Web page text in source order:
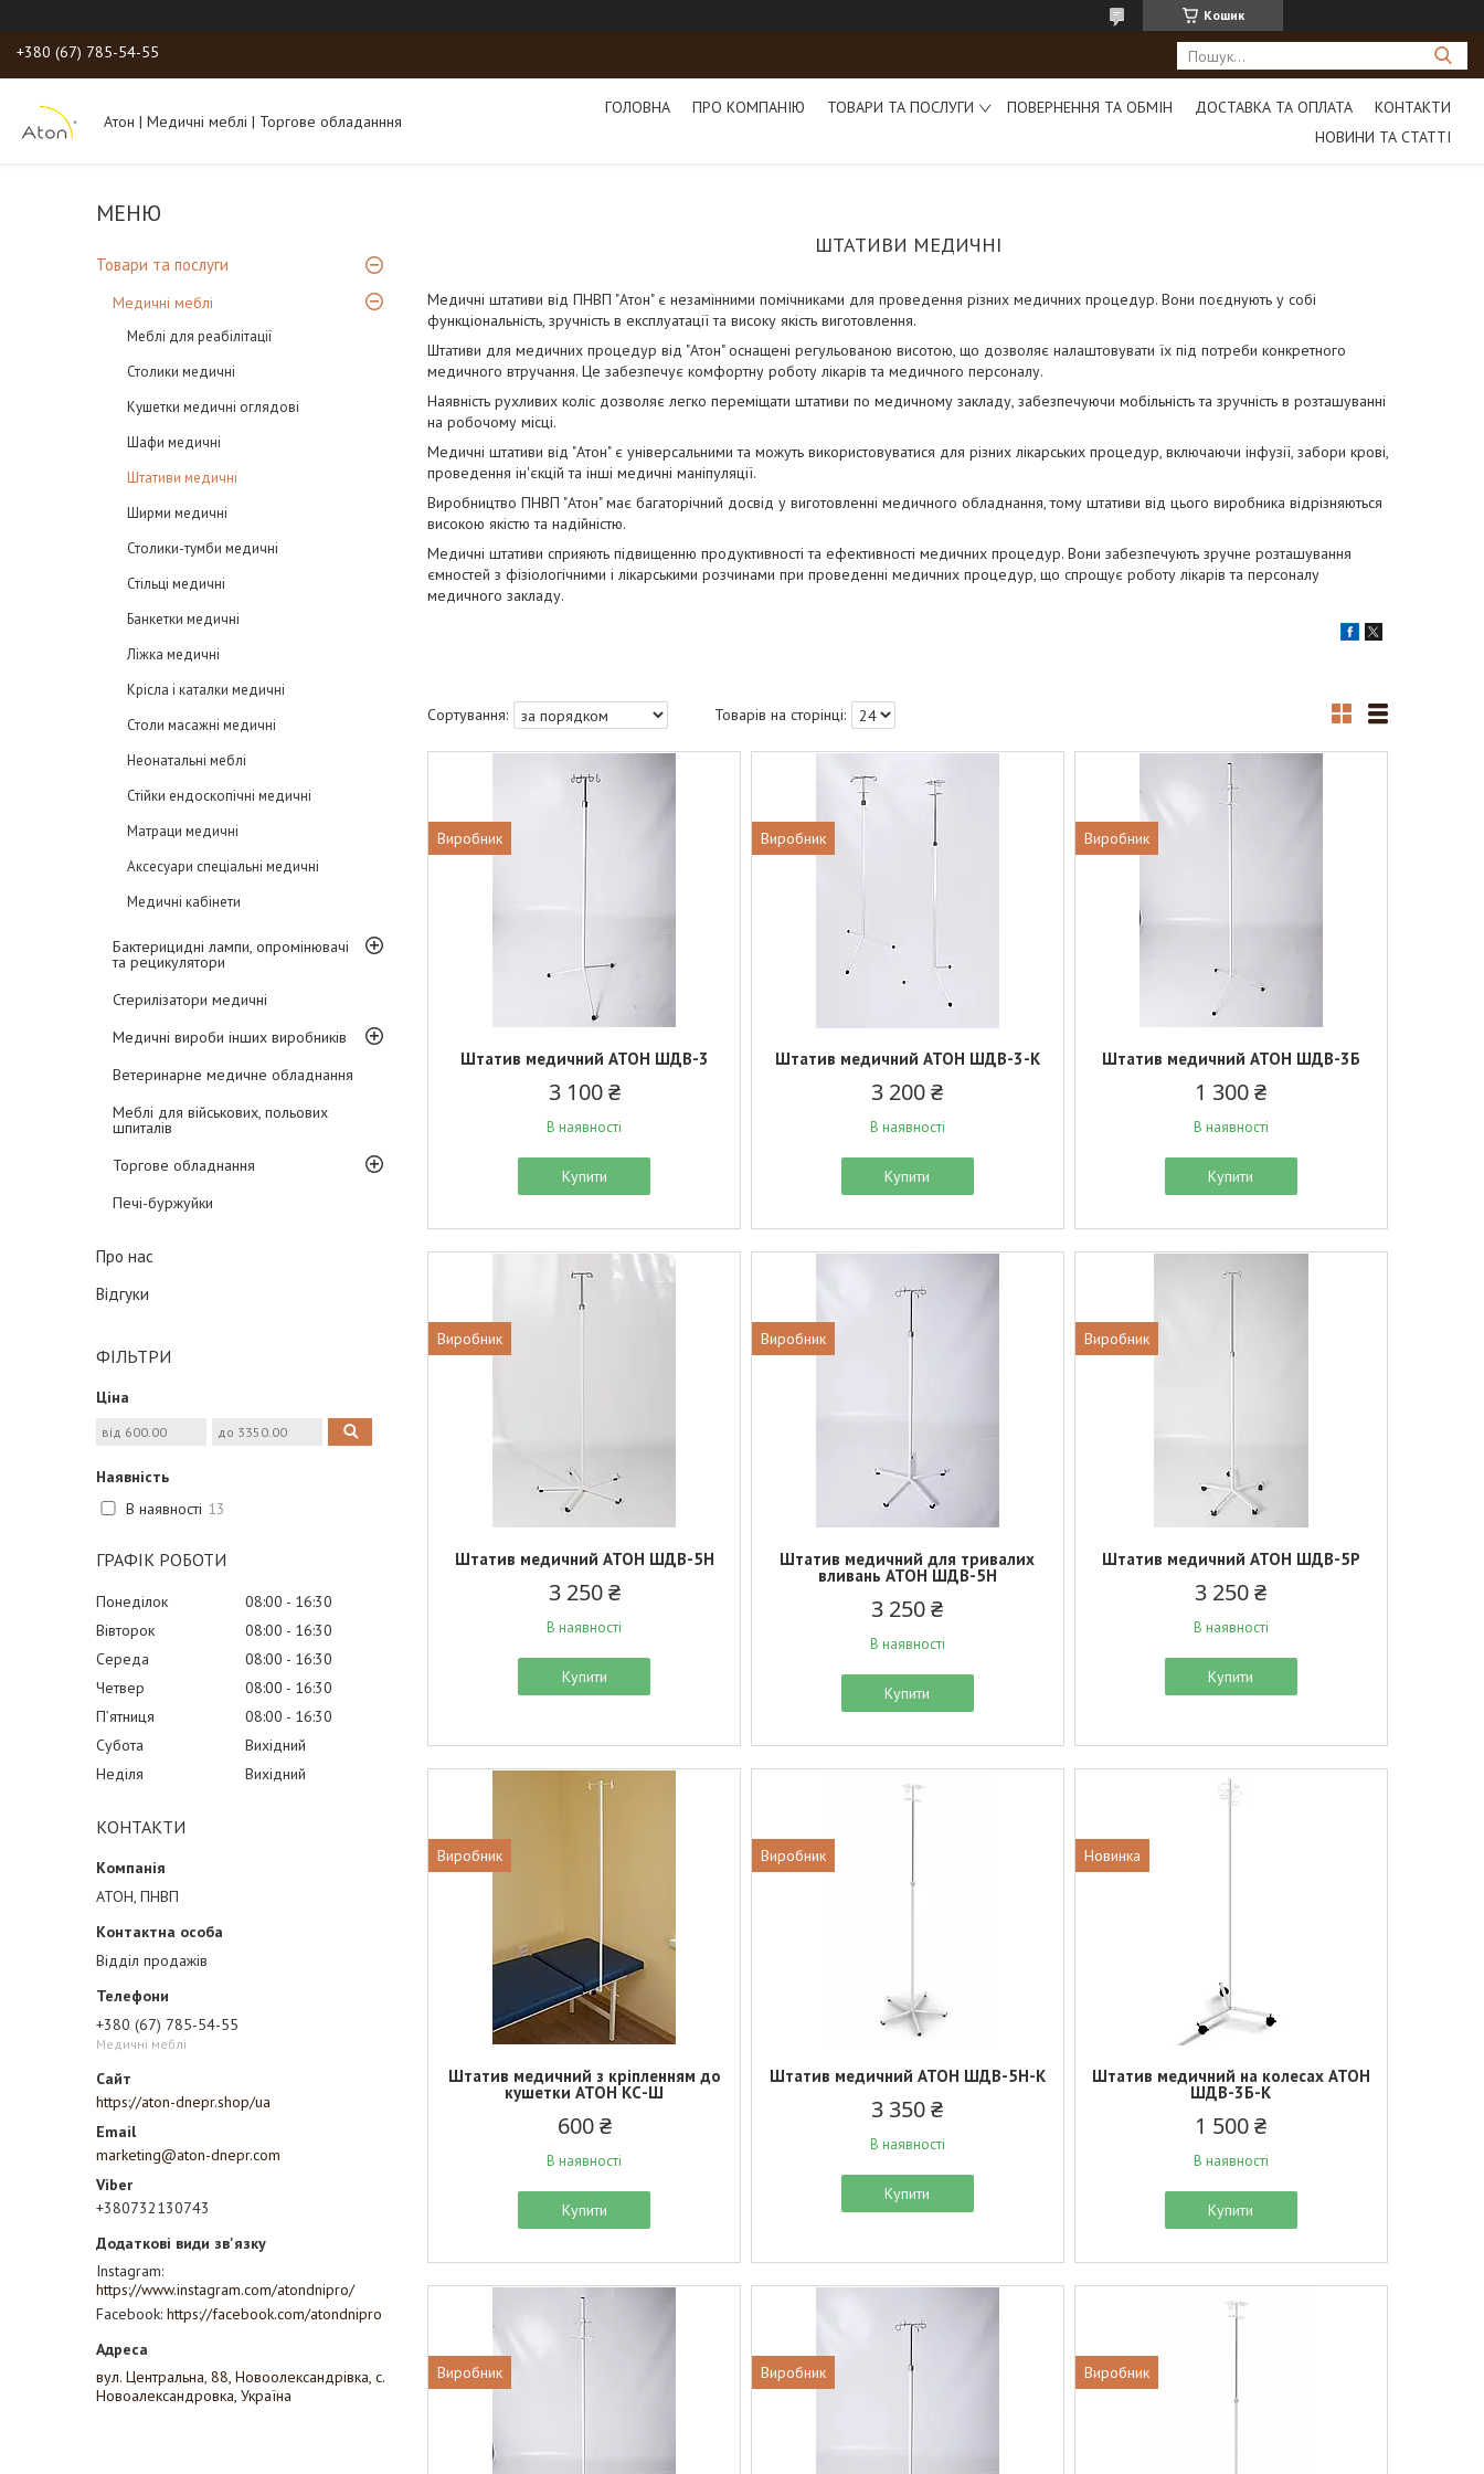
Кошик
+380 (67) 785-54-55
Атон | Медичні меблі | Торгове обладанння
ГОЛОВНА ПРО КОМПАНІЮ ТОВАРИ ТА ПОСЛУГИ ПОВЕРНЕННЯ ТА ОБМІН ДОСТАВКА ТА ОПЛАТА
КОНТАКТИ
НОВИНИ ТА СТАТТІ
Товари та послуги
Медичні меблі
Меблі для реабілітації
Столики медичні
Кушетки медичні оглядові
Шафи медичні
Штативи медичні
Ширми медичні
Столики-тумби медичні
Стільці медичні
Банкетки медичні
Ліжка медичні
Крісла і каталки медичні
Столи масажні медичні
Неонатальні меблі
Стійки ендоскопічні медичні
Матраци медичні
Аксесуари спеціальні медичні
Медичні кабінети
Бактерицидні лампи, опромінювачі
та рецикулятори
Стерилізатори медичні
Медичні вироби інших виробників
Ветеринарне медичне обладнання
Меблі для військових, польових
шпиталів
Торгове обладнання
Печі-буржуйки
Про нас
Відгуки
ФІЛЬТРИ
Ціна
Наявність
В наявності 13
ГРАФІК РОБОТИ
Понеділок 08:00
16:30
Вівторок
08:00
16:30
Середа
08:00
16:30
Четвер
08:00
16:30
Пʼятниця
08:00
16:30
Субота
Вихідний
Неділя
Вихідний
КОНТАКТИ
АТОН, ПНВП
Відділ продажів
+380 (67) 785-54-55
Медичні меблі
https://aton-dnepr.shop/ua
marketing@aton-dnepr.com
+380732130743
Instagram
https://www.instagram.com/atondnipro/
Facebook https://facebook.com/atondnipro
вул. Центральна, 88, Новоолександрівка, с.
Новоалександровка, Україна
ШТАТИВИ МЕДИЧНІ
Медичні штативи від ПНВП "Атон" є незамінними помічниками для проведення різних медичних процедур. Вони поєднують у собі
функціональність, зручність в експлуатації та високу якість виготовлення.
Штативи для медичних процедур від "Атон" оснащені регульованою висотою, що дозволяє налаштовувати їх під потреби конкретного
медичного втручання. Це забезпечує комфортну роботу лікарів та медичного персоналу.
Наявність рухливих коліс дозволяє легко переміщати штативи по медичному закладу, забезпечуючи мобільність та зручність в розташуванні
на робочому місці.
Медичні штативи від "Атон" є універсальними та можуть використовуватися для різних лікарських процедур, включаючи інфузії, забори крові,
проведення ін'єкцій та інші медичні маніпуляції.
Виробництво ПНВП "Атон" має багаторічний досвід у виготовленні медичного обладнання, тому штативи від цього виробника відрізняються
високою якістю та надійністю.
Медичні штативи сприяють підвищенню продуктивності та ефективності медичних процедур. Вони забезпечують зручне розташування
ємностей з фізіологічними і лікарськими розчинами при проведенні медичних процедур, що спрощує роботу лікарів та персоналу
медичного закладу.
Виробник
Штатив медичний АТОН ШДВ-3
3 100 ₴
В наявності
Купити
Виробник
Штатив медичний АТОН ШДВ-3-К
3 200 ₴
В наявності
Купити
Виробник
Штатив медичний АТОН ШДВ-3Б
1 300 ₴
В наявності
Купити
Виробник
Штатив медичний АТОН ШДВ-5Н
3 250 ₴
В наявності
Купити
Виробник
Штатив медичний для тривалих
вливань АТОН ШДВ-5Н
3 250 ₴
В наявності
Купити
Виробник
Штатив медичний АТОН ШДВ-5Р
3 250 ₴
В наявності
Купити
Виробник
Штатив медичний з кріпленням до
кушетки АТОН КС-Ш
600 ₴
В наявності
Купити
Виробник
Штатив медичний АТОН ШДВ-5Н-К
3 350 ₴
В наявності
Купити
Новинка
Штатив медичний на колесах АТОН
ШДВ-3Б-К
1 500 ₴
В наявності
Купити
Виробник Виробник Виробник